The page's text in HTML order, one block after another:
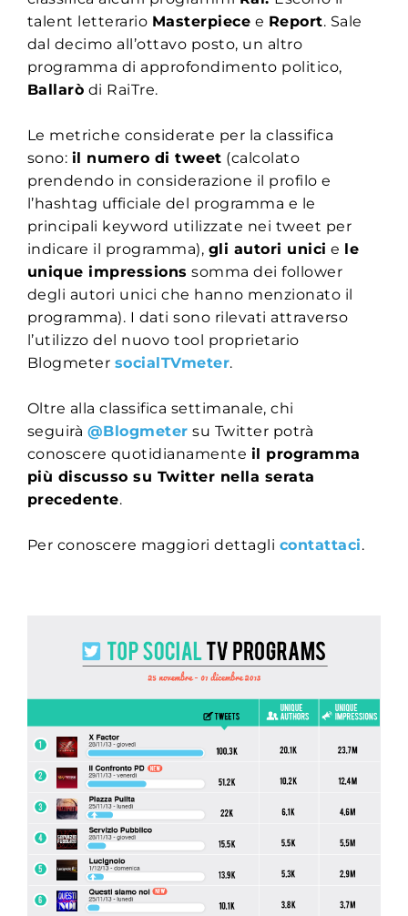
talent letterario Masterpiece e Report. Sale
dal decimo all’ottavo posto, un altro
programma di approfondimento politico,
Ballarò di RaiTre.
Le metriche considerate per la classifica
sono: il numero di tweet (calcolato
prendendo in considerazione il profilo e
l’hashtag ufficiale del programma e le
principali keyword utilizzate nei tweet per
indicare il programma), gli autori unici e le
unique impressions somma dei follower
degli autori unici che hanno menzionato il
programma). I dati sono rilevati attraverso
l’utilizzo del nuovo tool proprietario
Blogmeter socialTVmeter.
Oltre alla classifica settimanale, chi
seguirà @Blogmeter su Twitter potrà
conoscere quotidianamente il programma
più discusso su Twitter nella serata
precedente.
Per conoscere maggiori dettagli contattaci.